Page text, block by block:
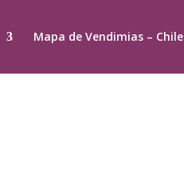
Mapa de Vendimias – Chile